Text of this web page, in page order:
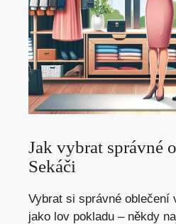
Jak vybrat správné
Sekáči
Vybrat si správné oblečení
jako lov pokladu – někdy